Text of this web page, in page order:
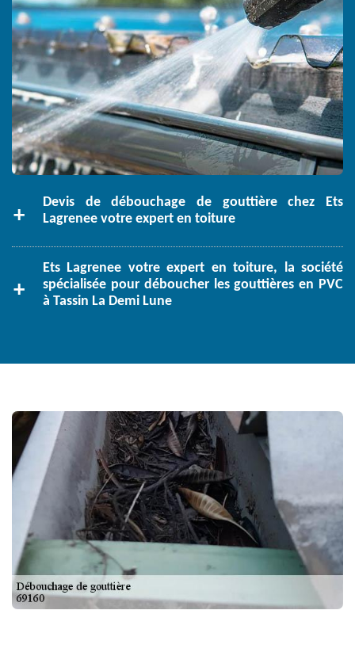
Devis de débouchage de gouttière chez Ets
Lagrenee votre expert en toiture
Ets Lagrenee votre expert en toiture, la société
spécialisée pour déboucher les gouttières en PVC
à Tassin La Demi Lune